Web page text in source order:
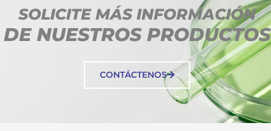
SOLICITE MÁS INFORMACIÓN
DE NUESTROS PRODUCTOS
CONTÁCTENOS